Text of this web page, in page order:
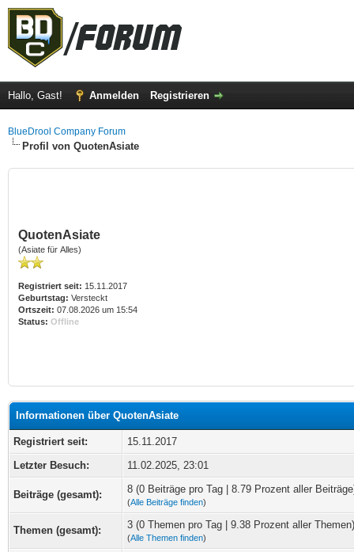
Hallo, Gast! Anmelden Registrieren
BlueDrool Company Forum
Profil von QuotenAsiate
QuotenAsiate
(Asiate für Alles)
Registriert seit: 15.11.2017
Geburtstag: Versteckt
Ortszeit: 07.08.2026 um 15:54
Status: Offline
Informationen über QuotenAsiate
Registriert seit:
15.11.2017
Letzter Besuch:
11.02.2025, 23:01
Beiträge (gesamt): 8 (0 Beiträge pro Tag | 8.79 Prozent aller
(Alle Beiträge finden)
Themen (gesamt): 3 (0 Themen pro Tag | 9.38 Prozent aller Themen)
(Alle Themen finden)